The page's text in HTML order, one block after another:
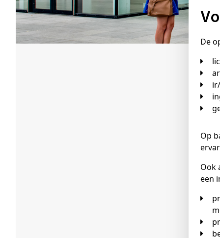
De
Op
Ook
een
professionals uit bedrijven waar ze werken met nucleaire of radiologische technieken zoals in de industrie,